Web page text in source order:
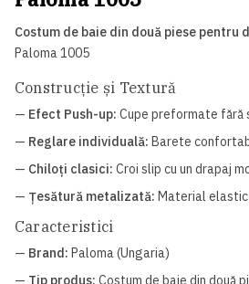
Costum de baie din două piese pentru
Paloma 1005
Construcție și Textură
— Efect Push-up: Cupe preformate fără
— Reglare individuală: Barete
— Chiloți clasici: Croi slip cu un drapaj
— Țesătură metalizată: Material
Caracteristici
— Brand: Paloma (Ungaria)
— Tip produs: Costum de baie din două